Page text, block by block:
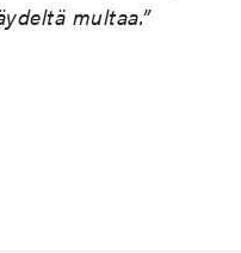
multaa.”